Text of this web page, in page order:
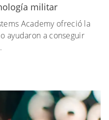
militar
Academy ofreció la
ayudaron a conseguir